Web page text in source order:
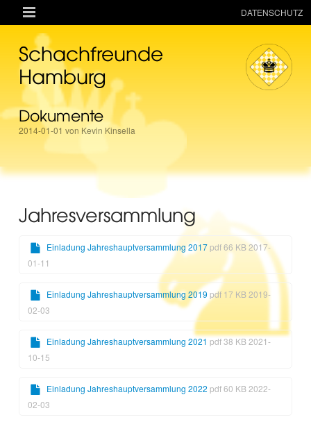

AKTUELLES
RESSOURCEN
VEREIN
MANNSCHAFTEN
TURNIERE
MAGAZIN
Schachfreunde
Hamburg
Dokumente
2014-01-01 von Kevin Kinsella
Jahresversammlung
Einladung Jahreshauptversammlung 2017pdf 66 KB 2017-
01-11
Einladung Jahreshauptversammlung 2019 pdf 17 KB 2019-
02-03
Einladung Jahreshauptversammlung 2021 pdf 38 KB 2021-
10-15
Einladung Jahreshauptversammlung 2022 pdf 60 KB 2022-
02-03
DATENSCHUTZ